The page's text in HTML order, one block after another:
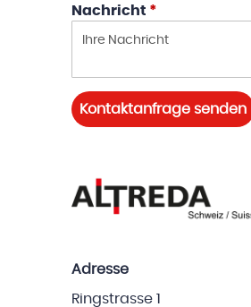
Nachricht *
Kontaktanfrage senden
Adresse
Ringstrasse 1